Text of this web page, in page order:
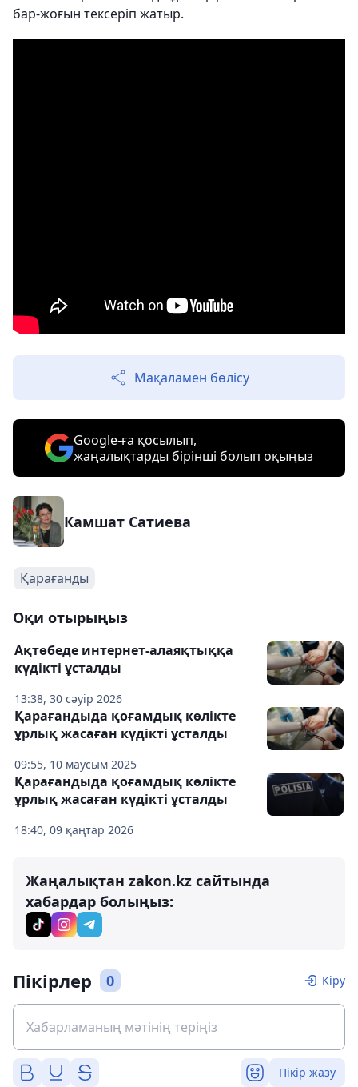
бар-жоғын тексеріп жатыр.
Мақаламен бөлісу
Google-ға қосылып,
жаңалықтарды бірінші болып оқыңыз
Камшат Сатиева
Қарағанды
Оқи отырыңыз
13:38, 30 сәуір 2026
Ақтөбеде интернет-алаяқтыққа
күдікті ұсталды
09:55, 10 маусым 2025
Қарағандыда қоғамдық көлікте
ұрлық жасаған күдікті ұсталды
18:40, 09 қаңтар 2026
Қарағандыда қоғамдық көлікте
ұрлық жасаған күдікті ұсталды
Жаңалықтан zakon.kz сайтында
хабардар болыңыз:
Пікірлер 0 Кіру
Пікір жазу